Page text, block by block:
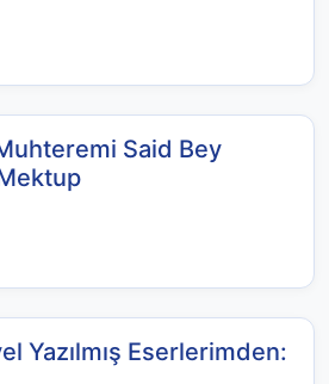
Said Bey
Yazılmış Eserlerimden: